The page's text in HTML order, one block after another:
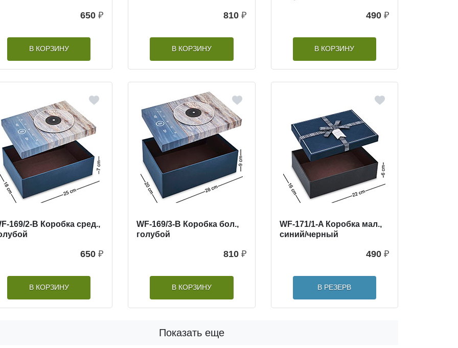
650 ₽
В КОРЗИНУ
810 ₽
В КОРЗИНУ
490 ₽
В КОРЗИНУ
169/2-B Коробка сред.,
650 ₽
В КОРЗИНУ
WF-169/3-B Коробка бол.,
голубой
810 ₽
В КОРЗИНУ
WF-171/1-A Коробка мал.,
синий/черный
490 ₽
В РЕЗЕРВ
Показать еще